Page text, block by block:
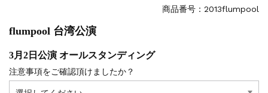
商品番号：2013flumpool
flumpool 台湾公演
3月2日公演 オールスタンディング
注意事項をご確認頂けましたか？